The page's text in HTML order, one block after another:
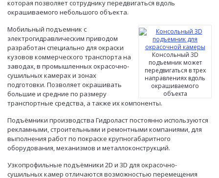
которая позволяет сотруднику передвигаться вдоль
окрашиваемого небольшого объекта.
Консольный 3D
подъемник может
передвигаться в трех
направлениях вдоль
окрашиваемого
объекта
Мобильный подъемник с
электрогидравлическим приводом
разработан специально для окраски
кузовов коммерческого транспорта на
заводах, в промышленных окрасочно-
сушильных камерах и зонах
подготовки. Позволяет окрашивать
большие и средние по размеру
транспортные средства, а также их компоненты.
Подъёмники производства Гидроласт постоянно используются
рекламными, строительными и ремонтными компаниями, для
выполнения работ по покраске крупногабаритного
оборудования, механизмов и металлоконструкций.
Узкопрофильные подъёмники 2D и 3D для окрасочно-
сушильных камер отличаются возможностью перемещения